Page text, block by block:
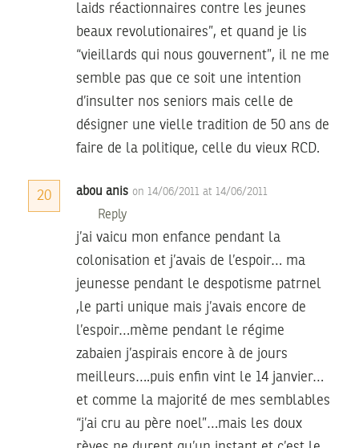
laids réactionnaires contre les jeunes
beaux revolutionaires”, et quand je lis
“vieillards qui nous gouvernent”, il ne me
semble pas que ce soit une intention
d’insulter nos seniors mais celle de
désigner une vielle tradition de 50 ans de
faire de la politique, celle du vieux RCD.
20 abou anis on 14/06/2011 at 14/06/2011
Reply
j’ai vaicu mon enfance pendant la
colonisation et j’avais de l’espoir… ma
jeunesse pendant le despotisme patrnel
,le parti unique mais j’avais encore de
l’espoir…mème pendant le régime
zabaien j’aspirais encore à de jours
meilleurs….puis enfin vint le 14 janvier…
et comme la majorité de mes semblables
“j’ai cru au père noel”…mais les doux